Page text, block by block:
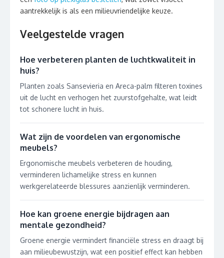
aantrekkelijk is als een milieuvriendelijke keuze.
Veelgestelde vragen
Hoe verbeteren planten de luchtkwaliteit in
huis?
Planten zoals Sansevieria en Areca-palm filteren toxines
uit de lucht en verhogen het zuurstofgehalte, wat leidt
tot schonere lucht in huis.
Wat zijn de voordelen van ergonomische
meubels?
Ergonomische meubels verbeteren de houding,
verminderen lichamelijke stress en kunnen
werkgerelateerde blessures aanzienlijk verminderen.
Hoe kan groene energie bijdragen aan
mentale gezondheid?
Groene energie vermindert financiële stress en draagt bij
aan milieubewustzijn, wat een positief effect kan hebben